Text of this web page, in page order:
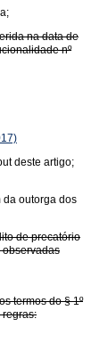
na data de
nº
deste artigo;
da outorga dos
de precatório
observadas
termos do § 1º
regras: